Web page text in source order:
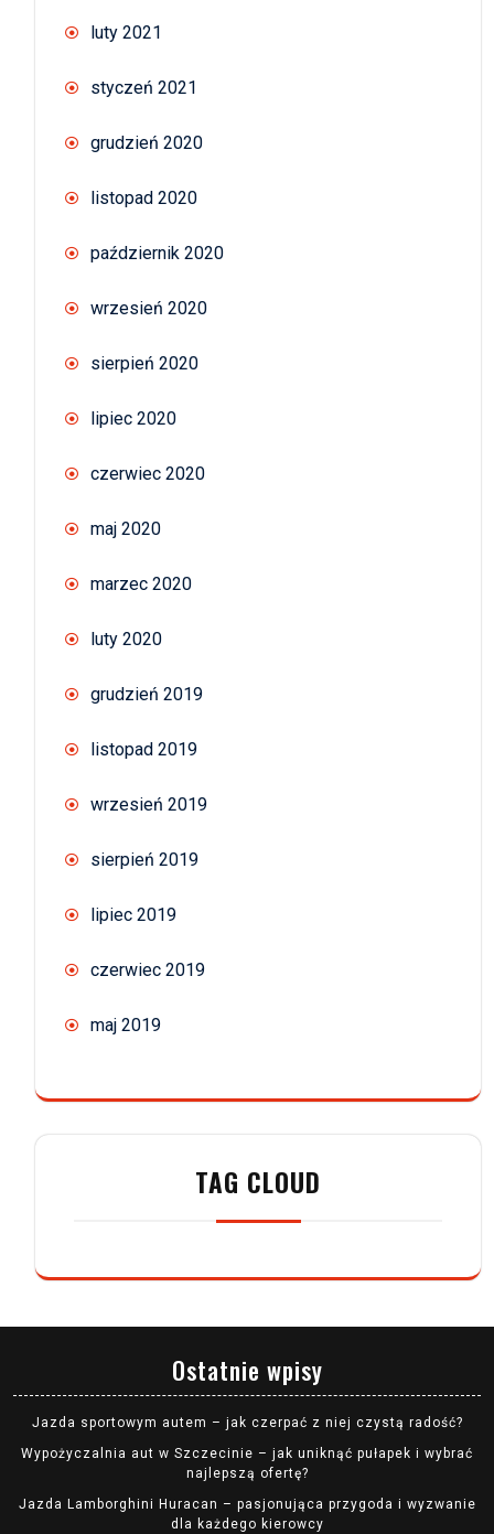
luty 2021
styczeń 2021
grudzień 2020
listopad 2020
październik 2020
wrzesień 2020
sierpień 2020
lipiec 2020
czerwiec 2020
maj 2020
marzec 2020
luty 2020
grudzień 2019
listopad 2019
wrzesień 2019
sierpień 2019
lipiec 2019
czerwiec 2019
maj 2019
TAG CLOUD
Ostatnie wpisy
Jazda sportowym autem – jak czerpać z niej czystą radość?
Wypożyczalnia aut w Szczecinie – jak uniknąć pułapek i wybrać
najlepszą ofertę?
Jazda Lamborghini Huracan – pasjonująca przygoda i wyzwanie
dla każdego kierowcy